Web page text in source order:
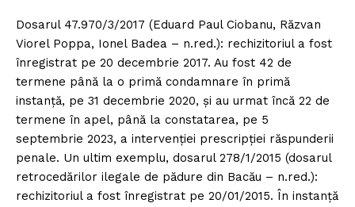
Dosarul 47.970/3/2017 (Eduard Paul Ciobanu, Răzvan
Viorel Poppa, Ionel Badea – n.red.): rechizitoriul a fost
înregistrat pe 20 decembrie 2017. Au fost 42 de
termene până la o primă condamnare în primă
instanță, pe 31 decembrie 2020, și au urmat încă 22 de
termene în apel, până la constatarea, pe 5
septembrie 2023, a intervenției prescripției răspunderii
penale. Un ultim exemplu, dosarul 278/1/2015 (dosarul
retrocedărilor ilegale de pădure din Bacău – n.red.):
rechizitoriul a fost înregistrat pe 20/01/2015. În instanță